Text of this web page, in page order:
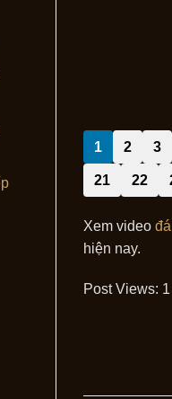
1 2 3
21 22
Xem video
hiện nay.
Post Views: 1